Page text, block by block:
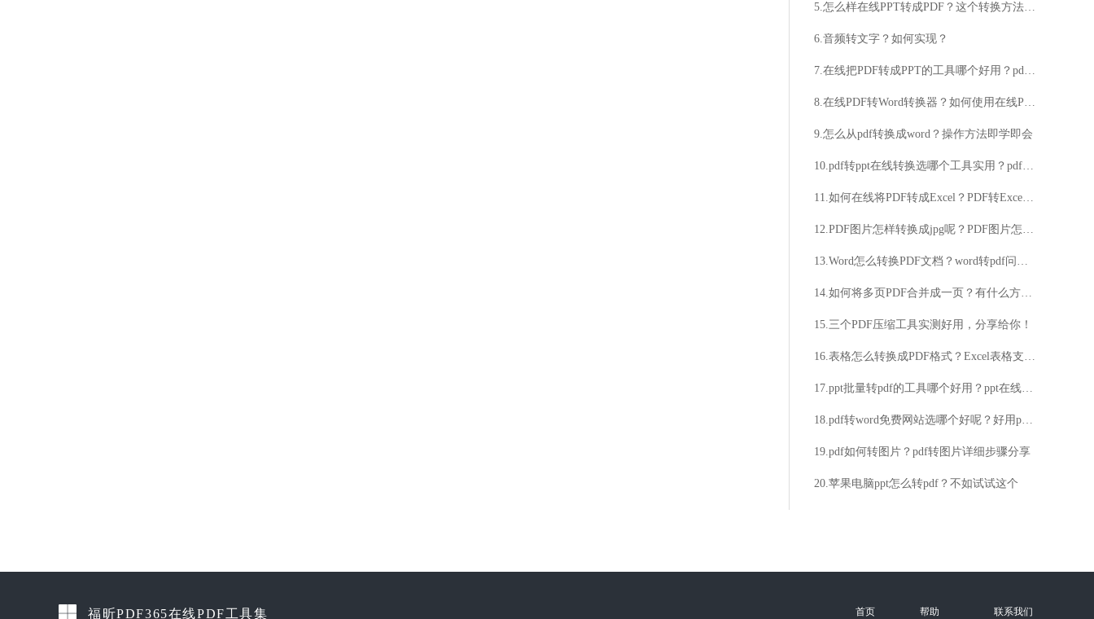
5.怎么样在线PPT转成PDF？这个转换方法太简单了
6.音频转文字？如何实现？
7.在线把PDF转成PPT的工具哪个好用？pdf转ppt免费在线的方法好用吗？
8.在线PDF转Word转换器？如何使用在线PDF转Word转换器？
9.怎么从pdf转换成word？操作方法即学即会
10.pdf转ppt在线转换选哪个工具实用？pdf转ppt方法介绍
11.如何在线将PDF转成Excel？PDF转Excel的方法是什么？
12.PDF图片怎样转换成jpg呢？PDF图片怎么删除呢？
13.Word怎么转换PDF文档？word转pdf问题详解
14.如何将多页PDF合并成一页？有什么方法可以将多页PDF压缩为一张纸？
15.三个PDF压缩工具实测好用，分享给你！
16.表格怎么转换成PDF格式？Excel表格支持批量转换成PDF格式吗？
17.ppt批量转pdf的工具哪个好用？ppt在线转pdf的方法分享
18.pdf转word免费网站选哪个好呢？好用pdf网站分享
19.pdf如何转图片？pdf转图片详细步骤分享
20.苹果电脑ppt怎么转pdf？不如试试这个
福昕PDF365在线PDF工具集 首页 帮助 联系我们